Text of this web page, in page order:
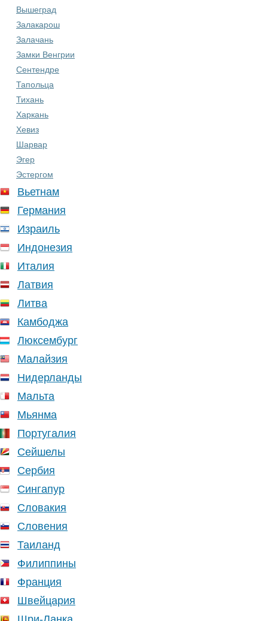
Вышеград
Залакарош
Залачань
Замки Венгрии
Сентендре
Тапольца
Тихань
Харкань
Хевиз
Шарвар
Эгер
Эстергом
Вьетнам
Германия
Израиль
Индонезия
Италия
Латвия
Литва
Камбоджа
Люксембург
Малайзия
Нидерланды
Мальта
Мьянма
Португалия
Сейшелы
Сербия
Сингапур
Словакия
Словения
Таиланд
Филиппины
Франция
Швейцария